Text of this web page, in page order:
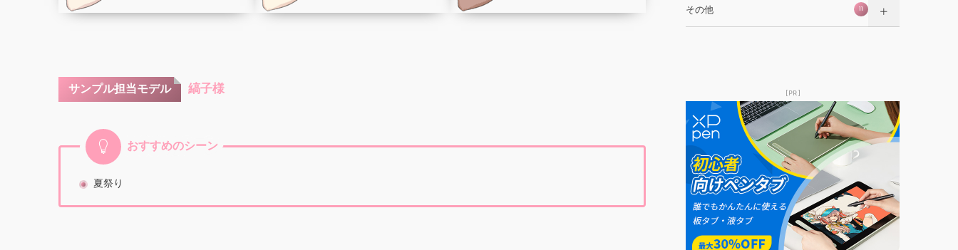
サンプル担当モデル 縞子様
おすすめのシーン
夏祭り
その他 11
[PR]